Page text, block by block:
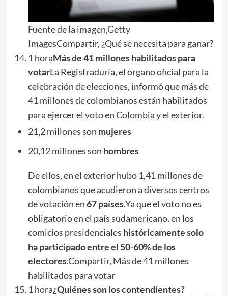
Fuente de la imagen,Getty
ImagesCompartir, ¿Qué se necesita para ganar?
1 horaMás de 41 millones habilitados para
votarLa Registraduría, el órgano oficial para la
celebración de elecciones, informó que más de
41 millones de colombianos están habilitados
para ejercer el voto en Colombia y el exterior.
21,2 millones son mujeres
20,12 millones son hombres
De ellos, en el exterior hubo 1,41 millones de
colombianos que acudieron a diversos centros
de votación en67 países.Ya que el voto no es
obligatorio en el país sudamericano, en los
comicios presidenciales históricamente solo
ha participado entre el 50-60% de los
electores.Compartir, Más de 41 millones
habilitados para votar
1 hora¿Quiénes son los contendientes?